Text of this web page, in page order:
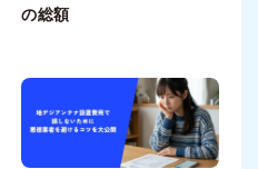
の総額